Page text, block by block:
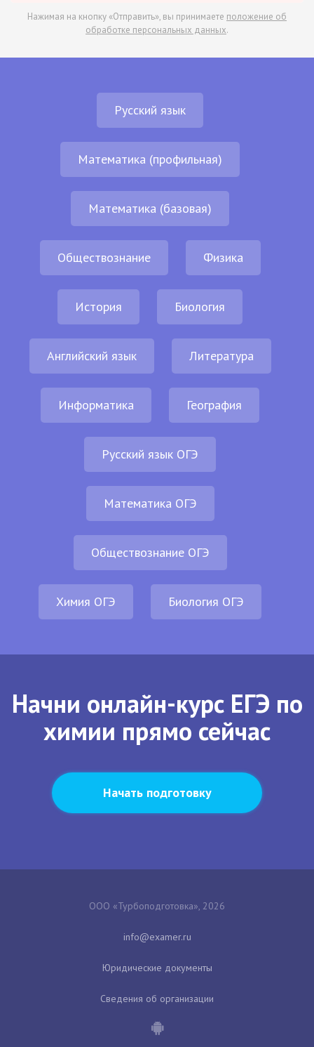
Нажимая на кнопку «Отправить», вы принимаете положение об
обработке персональных данных.
Русский язык
Математика (профильная)
Математика (базовая)
Обществознание Физика
История Биология
Английский язык Литература
Информатика География
Русский язык ОГЭ
Математика ОГЭ
Обществознание ОГЭ
Химия ОГЭ Биология ОГЭ
Начни онлайн-курс ЕГЭ по
химии прямо сейчас
Начать подготовку
ООО «Турбоподготовка», 2026
Юридические документы
Сведения об организации